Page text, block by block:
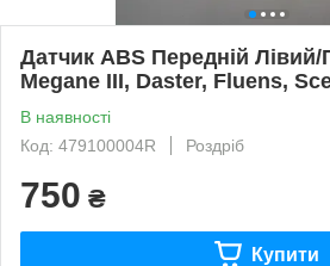
Датчик ABS Передній
Megane III, Daster, Fluens,
В наявності
Код: 479100004R
Роздріб
750 ₴
Купити